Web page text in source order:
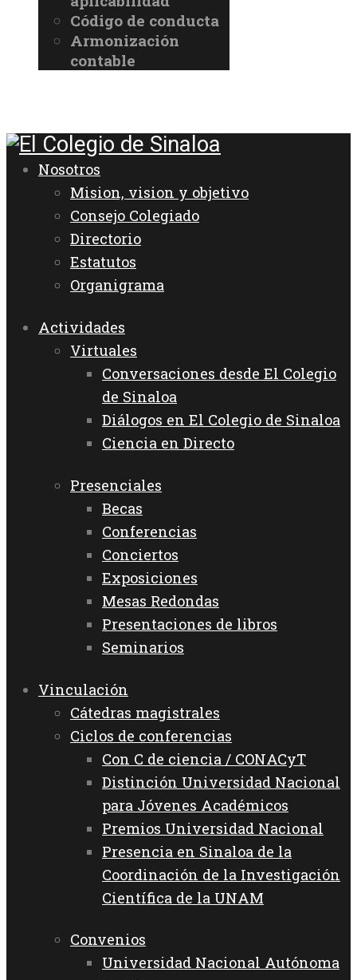
Código de conducta
Armonización
contable
Nosotros
Mision, vision y objetivo
Consejo Colegiado
Directorio
Estatutos
Organigrama
Actividades
Virtuales
Conversaciones desde El Colegio
de Sinaloa
Diálogos en El Colegio de Sinaloa
Ciencia en Directo
Presenciales
Becas
Conferencias
Conciertos
Exposiciones
Mesas Redondas
Presentaciones de libros
Seminarios
Vinculación
Cátedras magistrales
Ciclos de conferencias
Con C de ciencia / CONACyT
Distinción Universidad Nacional
para Jóvenes Académicos
Premios Universidad Nacional
Presencia en Sinaloa de la
Coordinación de la Investigación
Científica de la UNAM
Convenios
Universidad Nacional Autónoma